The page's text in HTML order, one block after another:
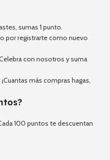
sumas 1 punto.
por registrarte como nuevo
con nosotros y suma
¡Cuantas más compras hagas,
100 puntos te descuentan